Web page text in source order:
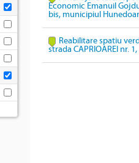
Economic Emanuil
bis, municipiul
Reabilitare spatiu
strada CAPRIOAREI nr.